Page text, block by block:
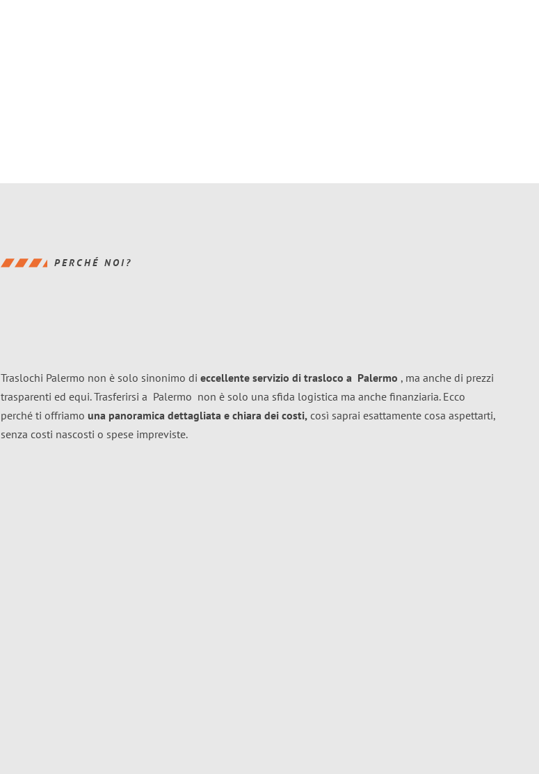
PERCHÉ NOI?
Traslochi Palermo non è solo sinonimo di eccellente servizio di trasloco a Palermo , ma anche di prezzi
trasparenti ed equi. Trasferirsi a Palermo non è solo una sfida logistica ma anche finanziaria. Ecco
perché ti offriamo una panoramica dettagliata e chiara dei costi, così saprai esattamente cosa aspettarti,
senza costi nascosti o spese impreviste.